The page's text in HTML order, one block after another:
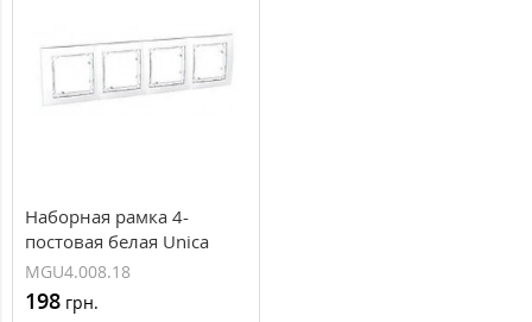
Наборная рамка 4-
постовая белая Unica
Colors MGU4.008.18
MGU4.008.18
198 грн.